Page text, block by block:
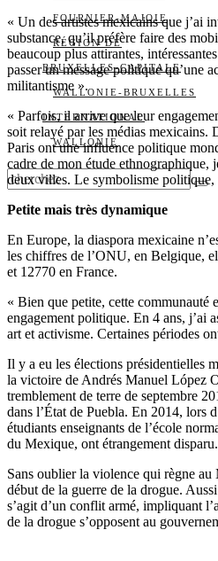
FOURNIER-MAJOIE
RÉGION DE
BRUXELLES-CAPITALE
WALLONIE-BRUXELLES
INTERNATIONAL
WALLONIE
« Un des artistes mexicains que j’ai
substance, qu’il préfère faire des
beaucoup plus attirantes,
passer un message politique qu’une
militantisme ».
« Parfois, il arrive que leur
soit relayé par les médias mexicains.
Paris ont une influence politique
cadre de mon étude ethnographique,
deux villes. Le symbolisme politique,
Petite mais très dynamique
En Europe, la diaspora mexicaine
les chiffres de l’ONU, en Belgique,
et 12770 en France.
« Bien que petite, cette communauté
engagement politique. En 4 ans, j’ai
art et activisme. Certaines périodes
Il y a eu les élections présidentielles
la victoire de Andrés Manuel López
tremblement de terre de septembre
dans l’État de Puebla. En 2014, lors
étudiants enseignants de l’école
du Mexique, ont étrangement disparu.
Sans oublier la violence qui règne
début de la guerre de la drogue.
s’agit d’un conflit armé, impliquant
de la drogue s’opposent au